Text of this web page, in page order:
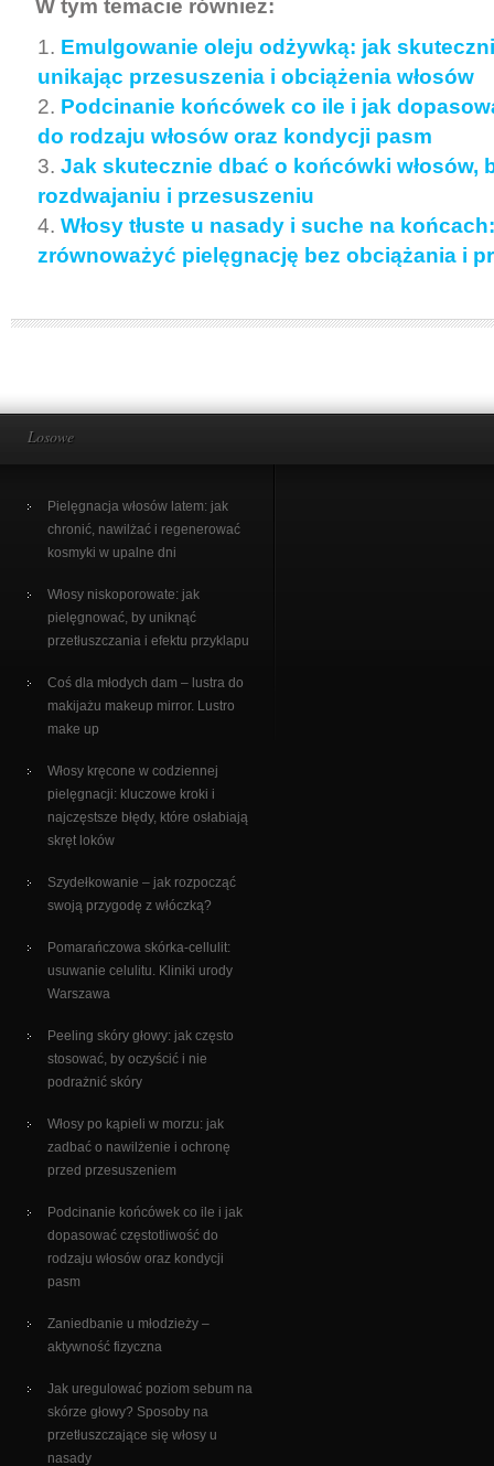
W tym temacie również:
Emulgowanie oleju odżywką: jak
unikając przesuszenia i obciążenia włosów
Podcinanie końcówek co ile i jak
do rodzaju włosów oraz kondycji pasm
Jak skutecznie dbać o końcówki włosów,
rozdwajaniu i przesuszeniu
Włosy tłuste u nasady i suche na
zrównoważyć pielęgnację bez obciążania i
Losowe
Pielęgnacja włosów latem: jak
chronić, nawilżać i regenerować
kosmyki w upalne dni
Włosy niskoporowate: jak
pielęgnować, by uniknąć
przetłuszczania i efektu przyklapu
Coś dla młodych dam – lustra do
makijażu makeup mirror. Lustro
make up
Włosy kręcone w codziennej
pielęgnacji: kluczowe kroki i
najczęstsze błędy, które osłabiają
skręt loków
Szydełkowanie – jak rozpocząć
swoją przygodę z włóczką?
Pomarańczowa skórka-cellulit:
usuwanie celulitu. Kliniki urody
Warszawa
Peeling skóry głowy: jak często
stosować, by oczyścić i nie
podrażnić skóry
Włosy po kąpieli w morzu: jak
zadbać o nawilżenie i ochronę
przed przesuszeniem
Podcinanie końcówek co ile i jak
dopasować częstotliwość do
rodzaju włosów oraz kondycji
pasm
Zaniedbanie u młodzieży –
aktywność fizyczna
Jak uregulować poziom sebum na
skórze głowy? Sposoby na
przetłuszczające się włosy u
nasady